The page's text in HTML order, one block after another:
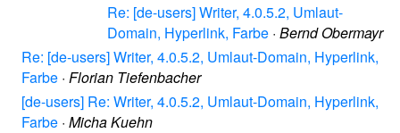
Re: [de-users] Writer, 4.0.5.2, Umlaut-
Domain, Hyperlink, Farbe · Bernd Obermayr
Re: [de-users] Writer, 4.0.5.2, Umlaut-Domain, Hyperlink,
Farbe · Florian Tiefenbacher
[de-users] Re: Writer, 4.0.5.2, Umlaut-Domain, Hyperlink,
Farbe · Micha Kuehn